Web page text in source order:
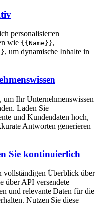
personalisierten
wie {{Name}},
, um dynamische Inhalte in
Ihr Unternehmenswissen
Laden Sie
und Kundendaten hoch,
Antworten generieren
Sie kontinuierlich
vollständigen Überblick über
über API versendete
und relevante Daten für die
Nutzen Sie diese